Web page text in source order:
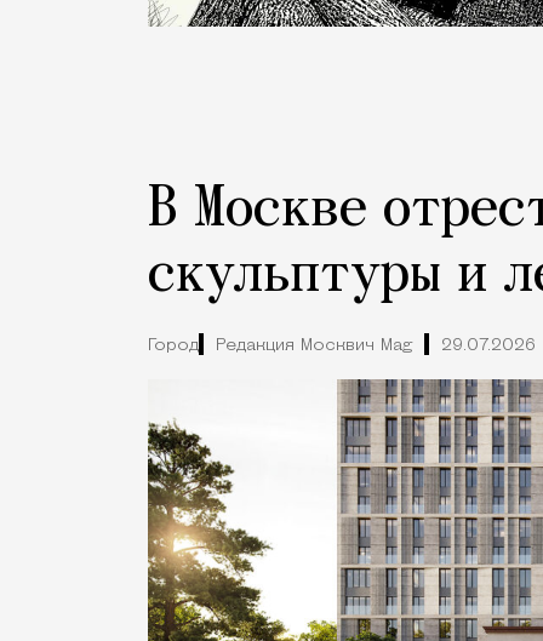
В Москве
скульптуры и
Город Редакция Москвич Mag 29.07.2026